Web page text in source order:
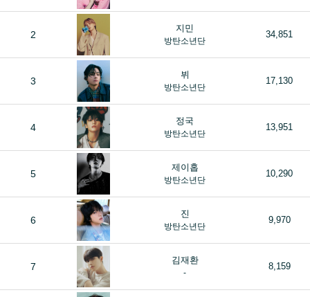
2
지민
방탄소년단
34,851
3
뷔
방탄소년단
17,130
4
정국
방탄소년단
13,951
5
제이홉
방탄소년단
10,290
6
진
방탄소년단
9,970
7
김재환
-
8,159